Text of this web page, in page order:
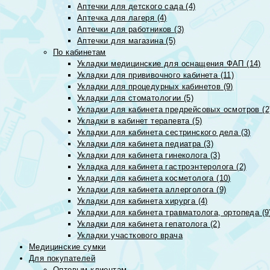
Аптечки для детского сада (4)
Аптечка для лагеря (4)
Аптечки для работников (3)
Аптечки для магазина (5)
По кабинетам
Укладки медицинские для оснащения ФАП (14)
Укладки для прививочного кабинета (11)
Укладки для процедурных кабинетов (9)
Укладки для стоматологии (5)
Укладки для кабинета предрейсовых осмотров
Укладки в кабинет терапевта (5)
Укладки для кабинета сестринского дела (3)
Укладки для кабинета педиатра (3)
Укладки для кабинета гинеколога (3)
Укладка для кабинета гастроэнтеролога (2)
Укладки для кабинета косметолога (10)
Укладки для кабинета аллерголога (9)
Укладки для кабинета хирурга (4)
Укладки для кабинета травматолога, ортопеда
Укладки для кабинета гепатолога (2)
Укладки участкового врача
Медицинские сумки
Для покупателей